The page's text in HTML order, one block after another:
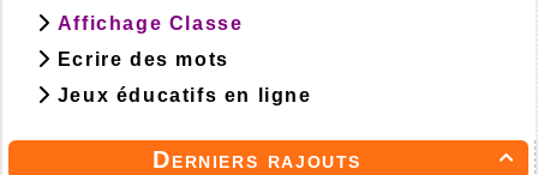

Derniers rajouts
Affichage Classe
Ecrire des mots
Jeux éducatifs en ligne